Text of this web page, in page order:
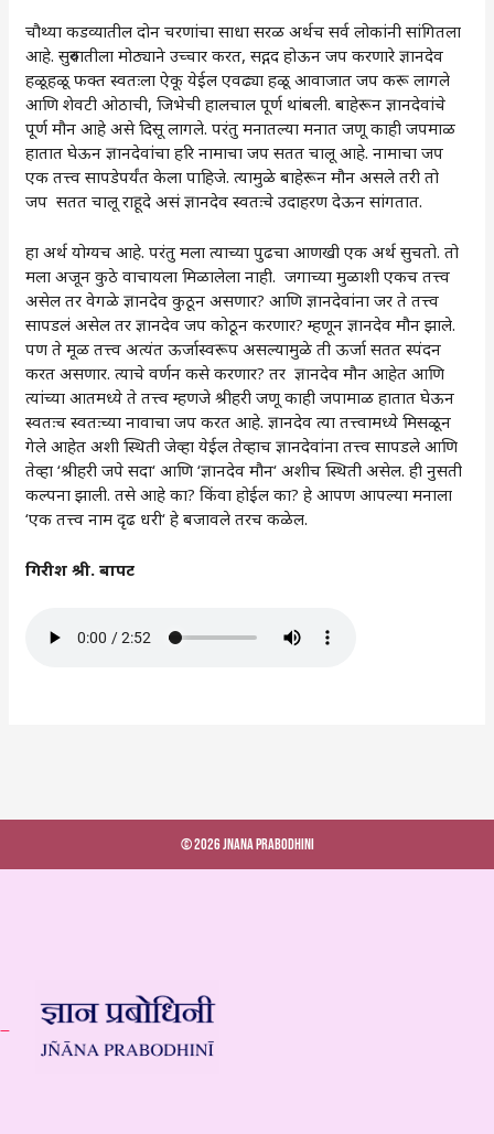
चौथ्या कडव्यातील दोन चरणांचा साधा सरळ अर्थच सर्व लोकांनी सांगितला
आहे. सुरुवातीला मोठ्याने उच्चार करत, सद्गद होऊन जप करणारे ज्ञानदेव
हळूहळू फक्त स्वतःला ऐकू येईल एवढ्या हळू आवाजात जप करू लागले
आणि शेवटी ओठाची, जिभेची हालचाल पूर्ण थांबली. बाहेरून ज्ञानदेवांचे
पूर्ण मौन आहे असे दिसू लागले. परंतु मनातल्या मनात जणू काही जपमाळ
हातात घेऊन ज्ञानदेवांचा हरि नामाचा जप सतत चालू आहे. नामाचा जप
एक तत्त्व सापडेपर्यंत केला पाहिजे. त्यामुळे बाहेरून मौन असले तरी तो
जप सतत चालू राहूदे असं ज्ञानदेव स्वतःचे उदाहरण देऊन सांगतात.
हा अर्थ योग्यच आहे. परंतु मला त्याच्या पुढचा आणखी एक अर्थ सुचतो. तो
मला अजून कुठे वाचायला मिळालेला नाही. जगाच्या मुळाशी एकच तत्त्व
असेल तर वेगळे ज्ञानदेव कुठून असणार? आणि ज्ञानदेवांना जर ते तत्त्व
सापडलं असेल तर ज्ञानदेव जप कोठून करणार? म्हणून ज्ञानदेव मौन झाले.
पण ते मूळ तत्त्व अत्यंत ऊर्जास्वरूप असल्यामुळे ती ऊर्जा सतत स्पंदन
करत असणार. त्याचे वर्णन कसे करणार? तर ज्ञानदेव मौन आहेत आणि
त्यांच्या आतमध्ये ते तत्त्व म्हणजे श्रीहरी जणू काही जपामाळ हातात घेऊन
स्वतःच स्वतःच्या नावाचा जप करत आहे. ज्ञानदेव त्या तत्त्वामध्ये मिसळून
गेले आहेत अशी स्थिती जेव्हा येईल तेव्हाच ज्ञानदेवांना तत्त्व सापडले आणि
तेव्हा ‘श्रीहरी जपे सदा‘ आणि ‘ज्ञानदेव मौन‘ अशीच स्थिती असेल. ही नुसती
कल्पना झाली. तसे आहे का? किंवा होईल का? हे आपण आपल्या मनाला
‘एक तत्त्व नाम दृढ धरी‘ हे बजावले तरच कळेल.
गिरीश श्री. बापट
© 2026 Jnana Prabodhini